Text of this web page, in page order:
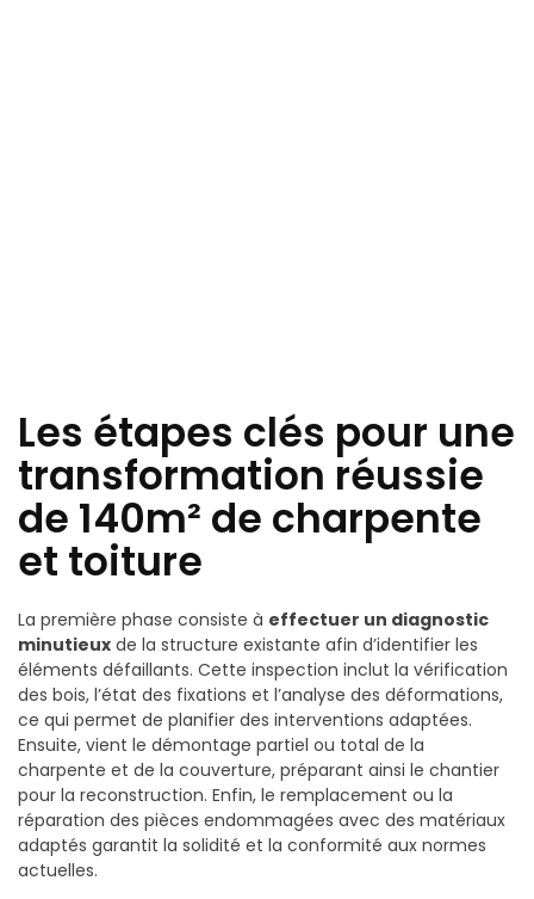
Les étapes clés pour une
transformation réussie
de 140m² de charpente
et toiture
La première phase consiste à effectuer un diagnostic
minutieux de la structure existante afin d’identifier les
éléments défaillants. Cette inspection inclut la vérification
des bois, l’état des fixations et l’analyse des déformations,
ce qui permet de planifier des interventions adaptées.
Ensuite, vient le démontage partiel ou total de la
charpente et de la couverture, préparant ainsi le chantier
pour la reconstruction. Enfin, le remplacement ou la
réparation des pièces endommagées avec des matériaux
adaptés garantit la solidité et la conformité aux normes
actuelles.